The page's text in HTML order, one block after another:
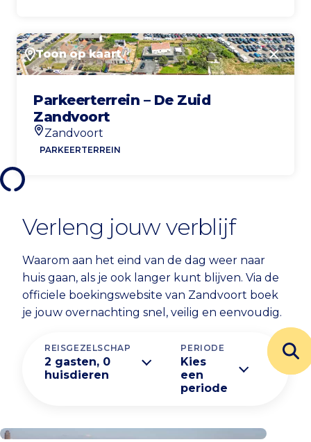
Toon op kaart
Parkeerterrein – De Zuid
Zandvoort
Locatie
Zandvoort
PARKEERTERREIN
Verleng jouw verblijf
Waarom aan het eind van de dag weer naar
huis gaan, als je ook langer kunt blijven. Via de
officiele boekingswebsite van Zandvoort boek
je jouw overnachting snel, veilig en eenvoudig.
REISGEZELSCHAP
2 gasten, 0
huisdieren
PERIODE
Kies
een
periode
Koop parkeerticket Zandvoort